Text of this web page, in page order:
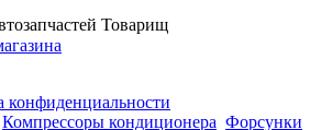
Товарищ
конфиденциальности
Компрессоры кондиционера Форсунки